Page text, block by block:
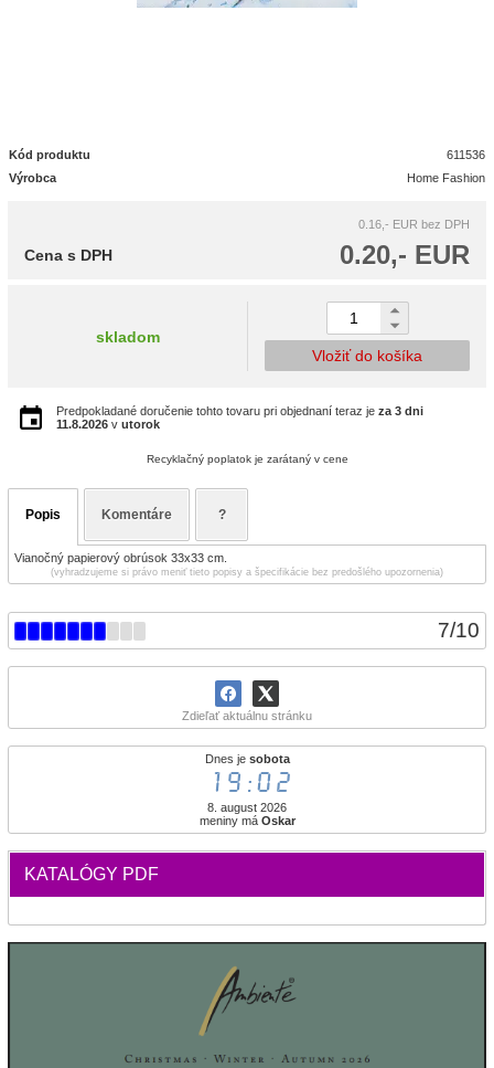
7/10
Zdieľať aktuálnu stránku
Dnes je sobota
19:02
8. august 2026
meniny má Oskar
KATALÓGY PDF
Kód produktu
611536
Výrobca
Home Fashion
0.16,- EUR bez DPH
0.20,- EUR
Cena s DPH
skladom
Vložiť do košíka
Predpokladané doručenie tohto tovaru pri objednaní teraz je za 3 dni
11.8.2026 v utorok
Recyklačný poplatok je zarátaný v cene
Popis Komentáre ?
Vianočný papierový obrúsok 33x33 cm.
(vyhradzujeme si právo meniť tieto popisy a špecifikácie bez predošlého upozornenia)